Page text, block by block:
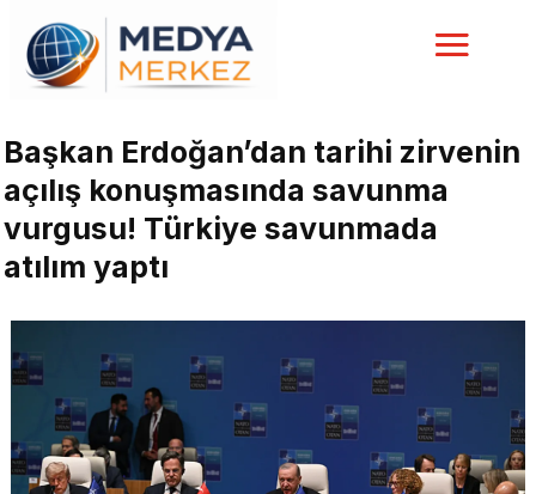
Başkan Erdoğan’dan tarihi zirvenin
açılış konuşmasında savunma
vurgusu! Türkiye savunmada
atılım yaptı